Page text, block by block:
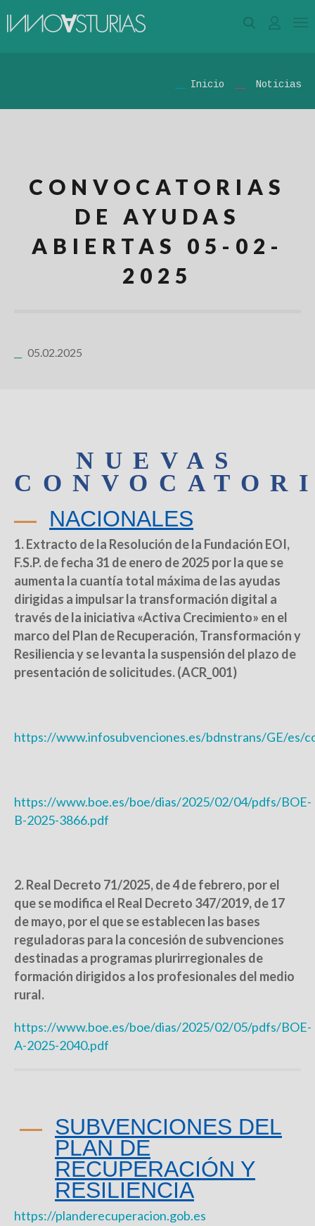
Inicio Noticias
CONVOCATORIAS
DE AYUDAS
ABIERTAS 05-02-
2025
05.02.2025
NUEVAS
NACIONALES
1. Extracto de la Resolución de la Fundación EOI,
F.S.P. de fecha 31 de enero de 2025 por la que se
aumenta la cuantía total máxima de las ayudas
dirigidas a impulsar la transformación digital a
través de la iniciativa «Activa Crecimiento» en el
marco del Plan de Recuperación, Transformación y
Resiliencia y se levanta la suspensión del plazo de
presentación de solicitudes. (ACR_001)
https://www.infosubvenciones.es/bdnstrans/GE/es/
https://www.boe.es/boe/dias/2025/02/04/pdfs/BOE-
B-2025-3866.pdf
2. Real Decreto 71/2025, de 4 de febrero, por el
que se modifica el Real Decreto 347/2019, de 17
de mayo, por el que se establecen las bases
reguladoras para la concesión de subvenciones
destinadas a programas plurirregionales de
formación dirigidos a los profesionales del medio
rural.
https://www.boe.es/boe/dias/2025/02/05/pdfs/BOE-
A-2025-2040.pdf
SUBVENCIONES DEL
PLAN DE
RECUPERACIÓN Y
RESILIENCIA
https://planderecuperacion.gob.es